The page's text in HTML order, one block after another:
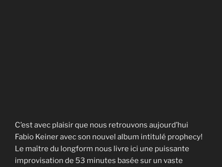
C’est avec plaisir que nous retrouvons aujourd’hui
Fabio Keiner avec son nouvel album intitulé prophecy!
Le maître du longform nous livre ici une puissante
improvisation de 53 minutes basée sur un vaste